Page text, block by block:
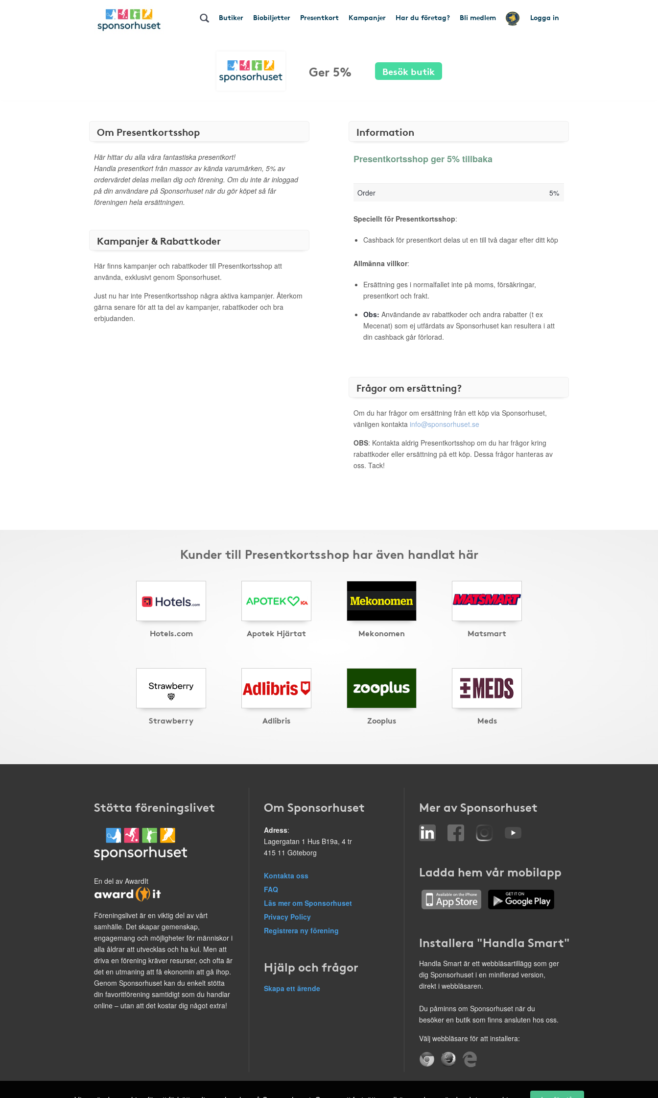
Butiker Biobiljetter Presentkort Kampanjer Har du företag? Bli medlem Logga in
Ger 5% Besök butik
Om Presentkortsshop
Här hittar du alla våra fantastiska presentkort!
Handla presentkort från massor av kända varumärken, 5% av
ordervärdet delas mellan dig och förening. Om du inte är inloggad
på din användare på Sponsorhuset när du gör köpet så får
föreningen hela ersättningen.
Kampanjer & Rabattkoder
Här finns kampanjer och rabattkoder till Presentkortsshop att
använda, exklusivt genom Sponsorhuset.
Just nu har inte Presentkortsshop några aktiva kampanjer. Återkom
gärna senare för att ta del av kampanjer, rabattkoder och bra
erbjudanden.
Information
Presentkortsshop ger 5% tillbaka
Order 5%
Speciellt för Presentkortsshop:
Cashback för presentkort delas ut en till två dagar efter ditt köp
Allmänna villkor:
Ersättning ges i normalfallet inte på moms, försäkringar,
presentkort och frakt.
Obs: Användande av rabattkoder och andra rabatter (t ex
Mecenat) som ej utfärdats av Sponsorhuset kan resultera i att
din cashback går förlorad.
Frågor om ersättning?
Om du har frågor om ersättning från ett köp via Sponsorhuset,
vänligen kontakta info@sponsorhuset.se
OBS: Kontakta aldrig Presentkortsshop om du har frågor kring
rabattkoder eller ersättning på ett köp. Dessa frågor hanteras av
oss. Tack!
Kunder till Presentkortsshop har även handlat här
Hotels.com Apotek Hjärtat Mekonomen Matsmart
Strawberry Adlibris Zooplus Meds
Stötta föreningslivet
En del av AwardIt
Föreningslivet är en viktig del av vårt
samhälle. Det skapar gemenskap,
engagemang och möjligheter för människor i
alla åldrar att utvecklas och ha kul. Men att
driva en förening kräver resurser, och ofta är
det en utmaning att få ekonomin att gå ihop.
Genom Sponsorhuset kan du enkelt stötta
din favoritförening samtidigt som du handlar
online – utan att det kostar dig något extra!
Om Sponsorhuset
Adress:
Lagergatan 1 Hus B19a, 4 tr
415 11 Göteborg
Kontakta oss
FAQ
Läs mer om Sponsorhuset
Privacy Policy
Registrera ny förening
Hjälp och frågor
Skapa ett ärende
Mer av Sponsorhuset
Ladda hem vår mobilapp
Installera "Handla Smart"
Handla Smart är ett webbläsartillägg som ger
dig Sponsorhuset i en minifierad version,
direkt i webbläsaren.
Du påminns om Sponsorhuset när du
besöker en butik som finns ansluten hos oss.
Välj webbläsare för att installera: